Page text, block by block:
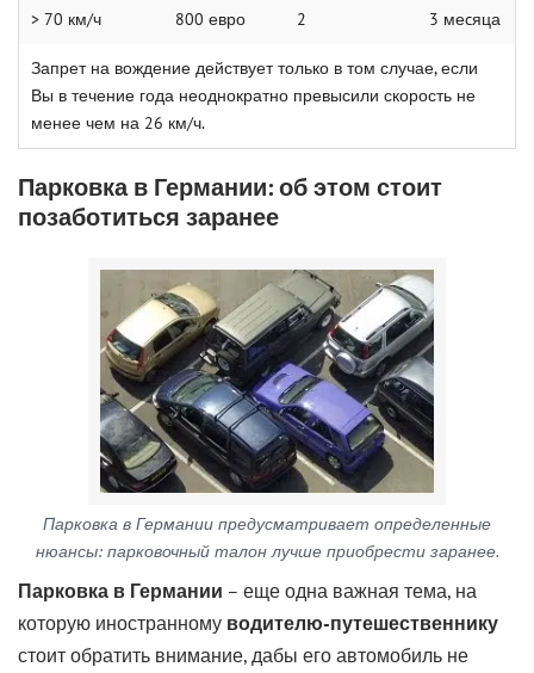
> 70 км/ч 800 евро 2 3 меcяца
Запрет на вождение действует только в том случае, если
Вы в течение года неоднократно превысили скорость не
менее чем на 26 км/ч.
Парковка в Германии: об этом стоит
позаботиться заранее
Парковка в Германии предусматривает определенные
нюансы: парковочный талон лучше приобрести заранее.
Парковка в Германии – еще одна важная тема, на
которую иностранному водителю-путешественнику
стоит обратить внимание, дабы его автомобиль не